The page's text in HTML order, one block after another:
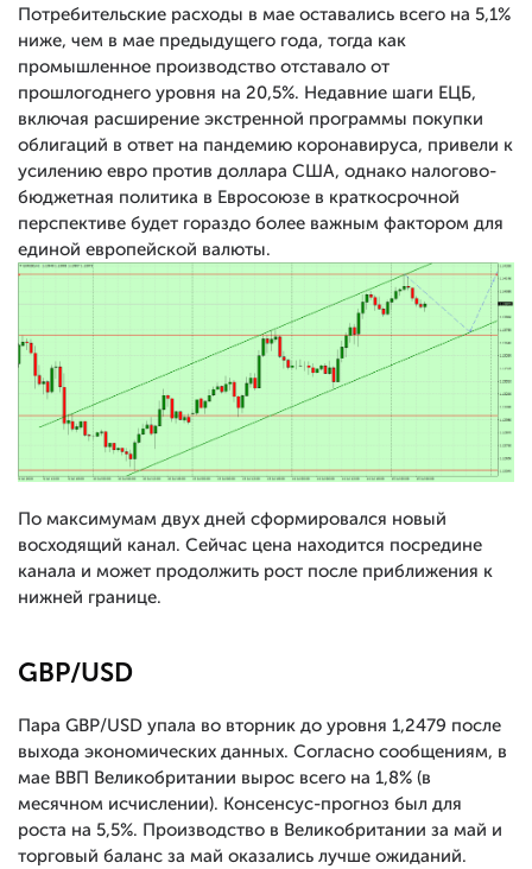
Потребительские расходы в мае оставались всего на 5,1%
ниже, чем в мае предыдущего года, тогда как
промышленное производство отставало от
прошлогоднего уровня на 20,5%. Недавние шаги ЕЦБ,
включая расширение экстренной программы покупки
облигаций в ответ на пандемию коронавируса, привели к
усилению евро против доллара США, однако налогово-
бюджетная политика в Евросоюзе в краткосрочной
перспективе будет гораздо более важным фактором для
единой европейской валюты.
По максимумам двух дней сформировался новый
восходящий канал. Сейчас цена находится посредине
канала и может продолжить рост после приближения к
нижней границе.
GBP/USD
Пара GBP/USD упала во вторник до уровня 1,2479 после
выхода экономических данных. Согласно сообщениям, в
мае ВВП Великобритании вырос всего на 1,8% (в
месячном исчислении). Консенсус-прогноз был для
роста на 5,5%. Производство в Великобритании за май и
торговый баланс за май оказались лучше ожиданий.